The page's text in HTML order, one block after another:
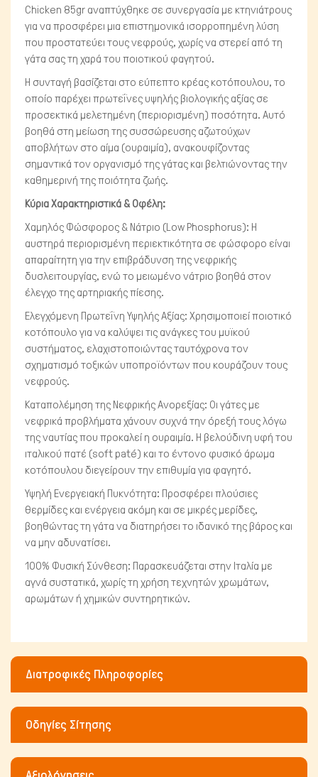
Ψάρια/Ερπετά
Chicken 85gr αναπτύχθηκε σε συνεργασία με κτηνιάτρους
για να προσφέρει μια επιστημονικά ισορροπημένη λύση
που προστατεύει τους νεφρούς, χωρίς να στερεί από τη
γάτα σας τη χαρά του ποιοτικού φαγητού.
Η συνταγή βασίζεται στο εύπεπτο κρέας κοτόπουλου, το
οποίο παρέχει πρωτεΐνες υψηλής βιολογικής αξίας σε
προσεκτικά μελετημένη (περιορισμένη) ποσότητα. Αυτό
βοηθά στη μείωση της συσσώρευσης αζωτούχων
αποβλήτων στο αίμα (ουραιμία), ανακουφίζοντας
σημαντικά τον οργανισμό της γάτας και βελτιώνοντας την
καθημερινή της ποιότητα ζωής.
Κύρια Χαρακτηριστικά & Οφέλη:
Χαμηλός Φώσφορος & Νάτριο (Low Phosphorus): Η
αυστηρά περιορισμένη περιεκτικότητα σε φώσφορο είναι
απαραίτητη για την επιβράδυνση της νεφρικής
δυσλειτουργίας, ενώ το μειωμένο νάτριο βοηθά στον
έλεγχο της αρτηριακής πίεσης.
Ελεγχόμενη Πρωτεΐνη Υψηλής Αξίας: Χρησιμοποιεί ποιοτικό
κοτόπουλο για να καλύψει τις ανάγκες του μυϊκού
συστήματος, ελαχιστοποιώντας ταυτόχρονα τον
σχηματισμό τοξικών υποπροϊόντων που κουράζουν τους
νεφρούς.
Καταπολέμηση της Νεφρικής Ανορεξίας: Οι γάτες με
νεφρικά προβλήματα χάνουν συχνά την όρεξή τους λόγω
της ναυτίας που προκαλεί η ουραιμία. Η βελούδινη υφή του
ιταλικού πατέ (soft paté) και το έντονο φυσικό άρωμα
κοτόπουλου διεγείρουν την επιθυμία για φαγητό.
Υψηλή Ενεργειακή Πυκνότητα: Προσφέρει πλούσιες
θερμίδες και ενέργεια ακόμη και σε μικρές μερίδες,
βοηθώντας τη γάτα να διατηρήσει το ιδανικό της βάρος και
να μην αδυνατίσει.
100% Φυσική Σύνθεση: Παρασκευάζεται στην Ιταλία με
αγνά συστατικά, χωρίς τη χρήση τεχνητών χρωμάτων,
αρωμάτων ή χημικών συντηρητικών.
Διατροφικές Πληροφορίες
Οδηγίες Σίτησης